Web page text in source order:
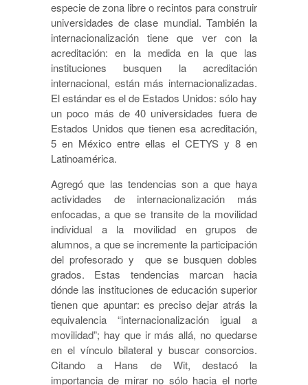
especie de zona libre o recintos para construir
universidades de clase mundial. También la
internacionalización tiene que ver con la
acreditación: en la medida en la que las
instituciones busquen la acreditación
internacional, están más internacionalizadas.
El estándar es el de Estados Unidos: sólo hay
un poco más de 40 universidades fuera de
Estados Unidos que tienen esa acreditación,
5 en México entre ellas el CETYS y 8 en
Latinoamérica.
Agregó que las tendencias son a que haya
actividades de internacionalización más
enfocadas, a que se transite de la movilidad
individual a la movilidad en grupos de
alumnos, a que se incremente la participación
del profesorado y que se busquen dobles
grados. Estas tendencias marcan hacia
dónde las instituciones de educación superior
tienen que apuntar: es preciso dejar atrás la
equivalencia “internacionalización igual a
movilidad”; hay que ir más allá, no quedarse
en el vínculo bilateral y buscar consorcios.
Citando a Hans de Wit, destacó la
importancia de mirar no sólo hacia el norte